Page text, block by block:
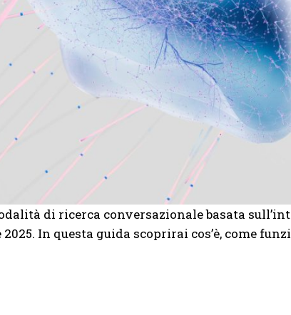
di ricerca conversazionale basata
In questa guida scoprirai cos’è, come